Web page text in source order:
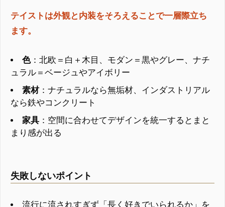
テイストは外観と内装をそろえることで一層際立ち
ます。
色：北欧＝白＋木目、モダン＝黒やグレー、ナチ
ュラル＝ベージュやアイボリー
素材：ナチュラルなら無垢材、インダストリアル
なら鉄やコンクリート
家具 ：空間に合わせてデザインを統一するとまと
まり感が出る
失敗しないポイント
流行に流されすぎず「長く好きでいられるか」を